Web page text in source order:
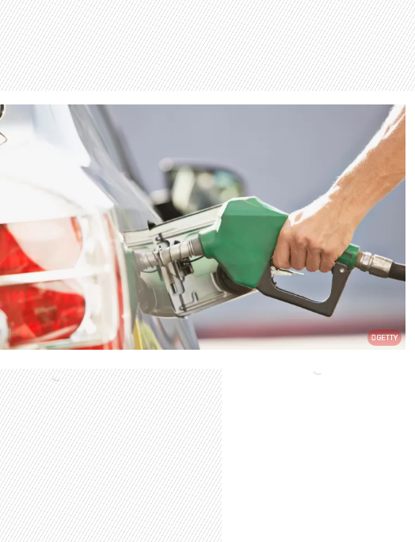
GETTY